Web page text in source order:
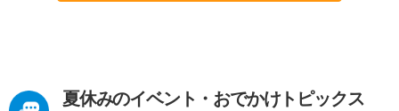
夏休みのイベント・おでかけトピックス